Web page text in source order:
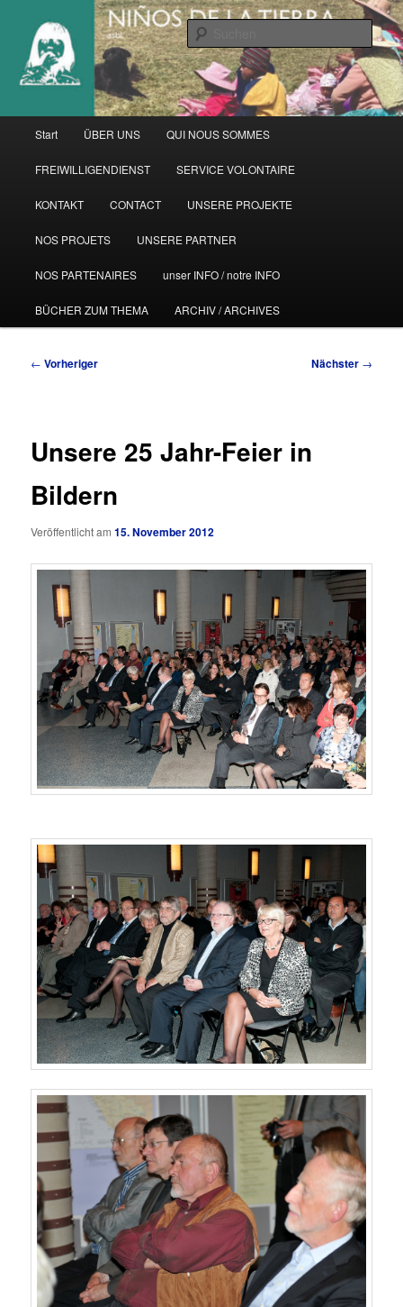
primären
Inhalt
springen
Start ÜBER UNS QUI NOUS SOMMES
FREIWILLIGENDIENST SERVICE VOLONTAIRE
KONTAKT CONTACT UNSERE PROJEKTE
NOS PROJETS UNSERE PARTNER
NOS PARTENAIRES unser INFO / notre INFO
BÜCHER ZUM THEMA ARCHIV / ARCHIVES
Beitragsnavigation
← Vorheriger Nächster →
Unsere 25 Jahr-Feier in
Bildern
Veröffentlicht am15. November 2012